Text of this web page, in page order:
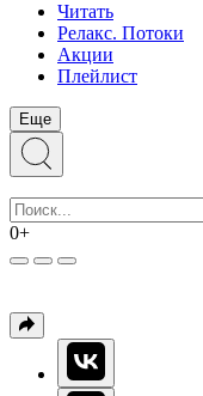
Читать
Релакс. Потоки
Акции
Плейлист
Еще
0+